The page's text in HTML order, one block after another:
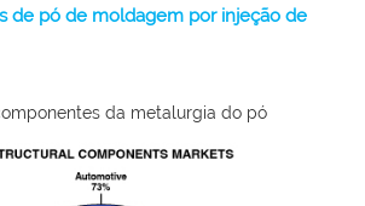
de pó de moldagem por injeção de
da metalurgia do pó